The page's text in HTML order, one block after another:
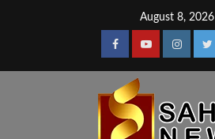
August 8, 2026